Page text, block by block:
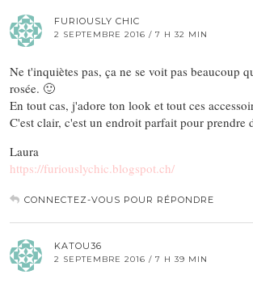
FURIOUSLY CHIC
2 SEPTEMBRE 2016 / 7 H 32 MIN
Ne t'inquiètes pas, ça ne se voit pas beaucoup
rosée. 🙂
En tout cas, j'adore ton look et tout ces
C'est clair, c'est un endroit parfait pour prendre
Laura
https://furiouslychic.blogspot.ch/
CONNECTEZ-VOUS POUR RÉPONDRE
KATOU36
2 SEPTEMBRE 2016 / 7 H 39 MIN